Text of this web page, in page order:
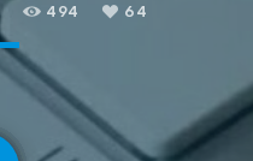
494 64